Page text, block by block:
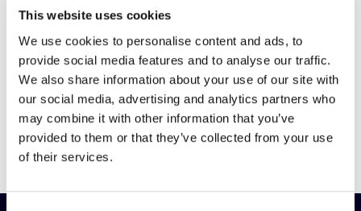
This website uses cookies
We use cookies to personalise content and ads, to
provide social media features and to analyse our traffic.
We also share information about your use of our site with
our social media, advertising and analytics partners who
may combine it with other information that you’ve
provided to them or that they’ve collected from your use
of their services.
PreviousNext